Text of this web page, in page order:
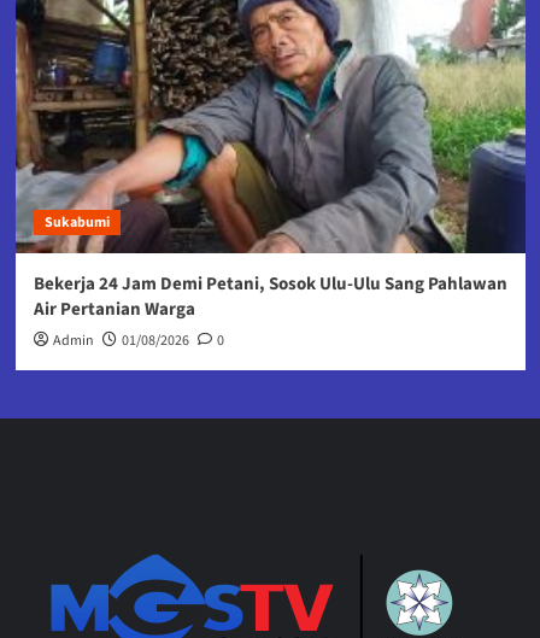
Sukabumi
Bekerja 24 Jam Demi Petani, Sosok Ulu-Ulu Sang Pahlawan
Air Pertanian Warga
Admin 01/08/2026 0